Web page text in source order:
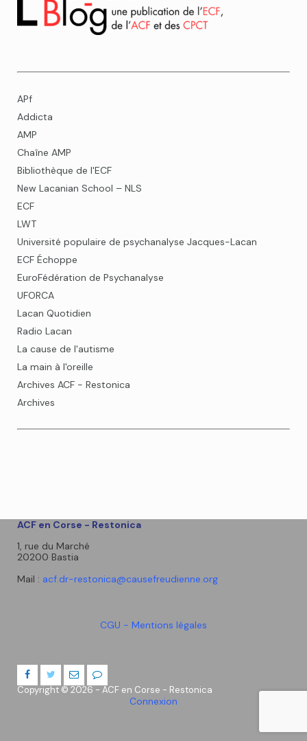
APf
Addicta
AMP
Chaîne AMP
Bibliothèque de l'ECF
New Lacanian School – NLS
ECF
LWT
Université populaire de psychanalyse Jacques-Lacan
ECF Échoppe
EuroFédération de Psychanalyse
UFORCA
Lacan Quotidien
Radio Lacan
La cause de l'autisme
La main à l'oreille
Archives ACF - Restonica
Archives
ACF en Corse - Restonica
1, rue du Marché
20200 Bastia
Mail : acf.dr-restonica@causefreudienne.org
CGU - Mentions légales
Copyright © 2026 - ACF en Corse - Restonica
Connexion